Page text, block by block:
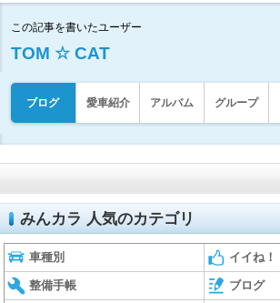
この記事を書いたユーザー
TOM ☆ CAT
ブログ 愛車紹介 アルバム グループ
みんカラ 人気のカテゴリ
車種別 イイね！
整備手帳 ブログ